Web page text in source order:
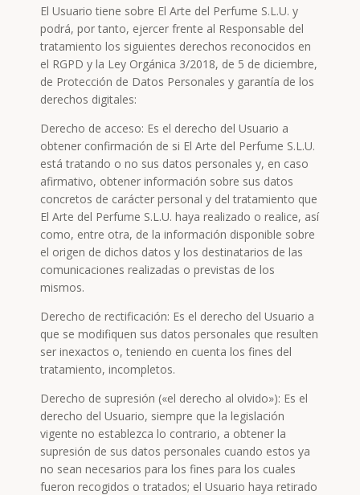
El Usuario tiene sobre El Arte del Perfume S.L.U. y
podrá, por tanto, ejercer frente al Responsable del
tratamiento los siguientes derechos reconocidos en
el RGPD y la Ley Orgánica 3/2018, de 5 de diciembre,
de Protección de Datos Personales y garantía de los
derechos digitales:
Derecho de acceso: Es el derecho del Usuario a
obtener confirmación de si El Arte del Perfume S.L.U.
está tratando o no sus datos personales y, en caso
afirmativo, obtener información sobre sus datos
concretos de carácter personal y del tratamiento que
El Arte del Perfume S.L.U. haya realizado o realice, así
como, entre otra, de la información disponible sobre
el origen de dichos datos y los destinatarios de las
comunicaciones realizadas o previstas de los
mismos.
Derecho de rectificación: Es el derecho del Usuario a
que se modifiquen sus datos personales que resulten
ser inexactos o, teniendo en cuenta los fines del
tratamiento, incompletos.
Derecho de supresión («el derecho al olvido»): Es el
derecho del Usuario, siempre que la legislación
vigente no establezca lo contrario, a obtener la
supresión de sus datos personales cuando estos ya
no sean necesarios para los fines para los cuales
fueron recogidos o tratados; el Usuario haya retirado